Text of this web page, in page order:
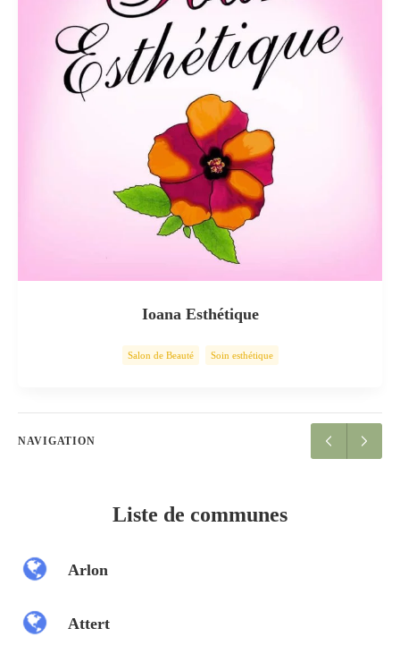
Ioana Esthétique
Salon de Beauté Soin esthétique
NAVIGATION
Liste de communes
Arlon
Attert